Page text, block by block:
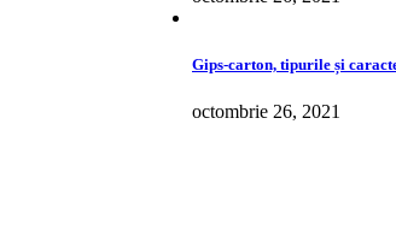
Gips-carton, tipurile și
octombrie 26, 2021